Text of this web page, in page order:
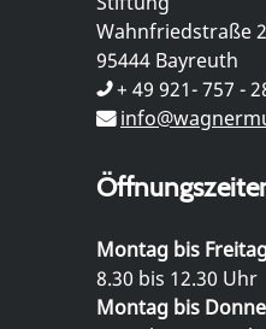
Wahnfriedstraße 2
95444 Bayreuth
+ 49 921- 757 -
Montag bis
8.30 bis 12.30 Uhr
Montag bis